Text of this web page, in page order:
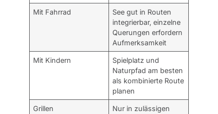
Mit Fahrrad
See gut in Routen
integrierbar, einzelne
Querungen erfordern
Aufmerksamkeit
Mit Kindern
Spielplatz und
Naturpfad am besten
als kombinierte Route
planen
Grillen
Nur in zulässigen